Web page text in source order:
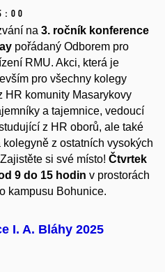
na 3. ročník konference
pořádaný Odborem pro
RMU. Akci, která je
pro všechny kolegy
HR komunity Masarykovy
a tajemnice, vedoucí
z HR oborů, ale také
kolegyně z ostatních vysokých
si své místo! Čtvrtek
9 do 15 hodin v prostorách
kampusu Bohunice.
I. A. Bláhy 2025